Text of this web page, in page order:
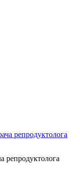
репродуктолога